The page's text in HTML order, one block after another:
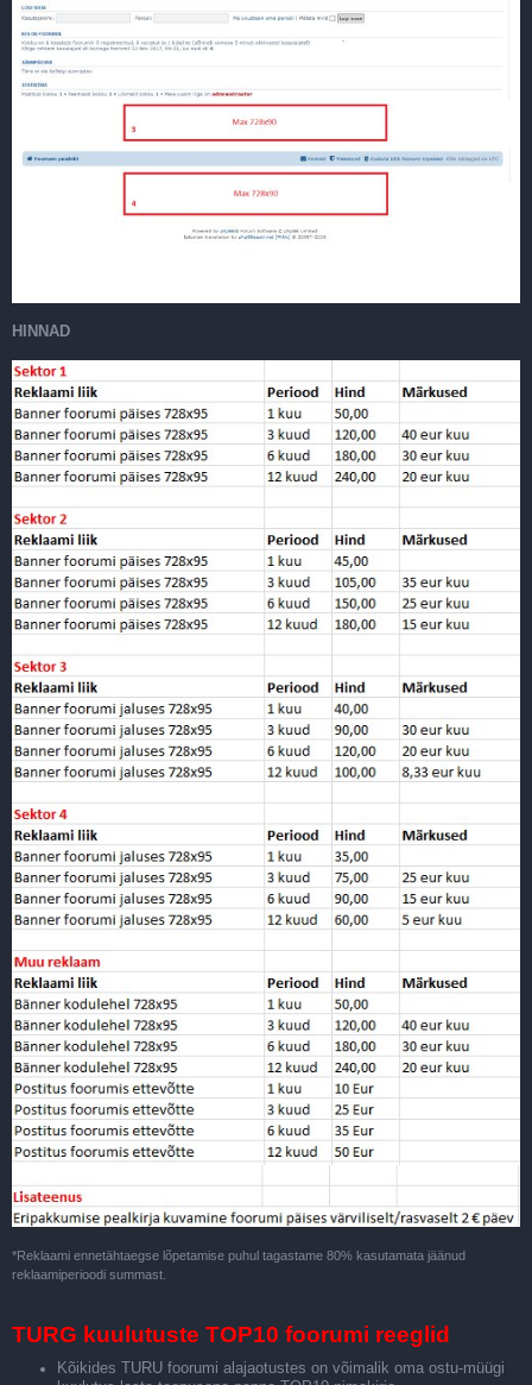
HINNAD
*Reklaami ennetähtaegse lõpetamise puhul tagastame 80% kasutamata jäänud
reklaamiperioodi summast.
TURG kuulutuste TOP10 foorumi reeglid
Kõikides TURU foorumi alajaotustes on võimalik oma ostu-müügi